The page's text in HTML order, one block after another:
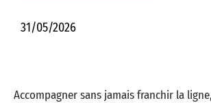
31/05/2026
Accompagner sans jamais franchir la